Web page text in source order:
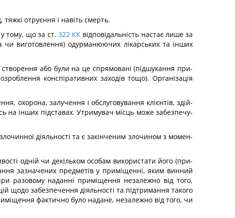
отруєння і навіть смерть.
тому, що за ст. 322 КК відповідальність настає лише за
виготовлення) одурманюючих лікарських та інших
створення або були на це спрямовані (підшукання при­
конспіративних заходів тощо). Організація
охорона, залучення і обслуговування клієнтів, здій­
на інших підставах. Утримувач місць може забезпечу­
діяльності та є закінченим злочином з момен­
одній чи декільком особам використати його (при­
зазначених предметів у приміщенні, яким винний
разовому наданні приміщення незалежно від того,
щодо забезпечення діяльності та підтримання такого
фактично було надане, незалежно від того, чи